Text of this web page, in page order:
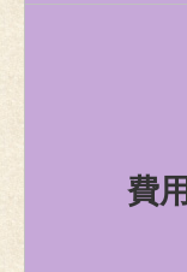
費用